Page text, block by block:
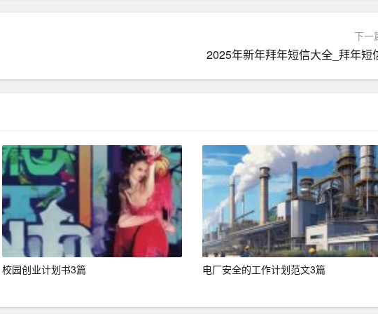
作、KOL推广等方式，提升品牌知名度和影响力。
搭指南、设计师访谈、用户故事等，吸引用户关注和分享。
进行精准广告投放，提高转化率。
时折扣、满减优惠、会员专享等，刺激消费。
开展线上线下联动活动，提升用户体验。
下一
2025年新年拜年短信大全_拜年短
校园创业计划书3篇 电厂安全的工作计划范文3篇